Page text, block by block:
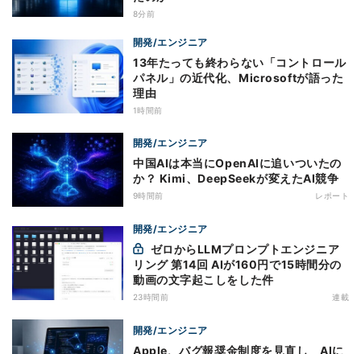
8分前
開発/エンジニア
13年たっても終わらない「コントロール
パネル」の近代化、Microsoftが語った
理由
1時間前
開発/エンジニア
中国AIは本当にOpenAIに追いついたの
か？ Kimi、DeepSeekが変えたAI競争
9時間前 レポート
開発/エンジニア
リング 第14回 AIが160円で15時間分の
動画の文字起こしをした件
23時間前 連載
開発/エンジニア
Apple、バグ報奨金制度を見直し AIに